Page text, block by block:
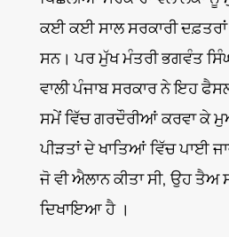
ਕਈ ਕਈ ਸਾਲ ਸਰਕਾਰੀ
ਸਨ। ਪਰ ਮੁੱਖ ਮੰਤਰੀ ਭਗਵੰਤ
ਵਾਲੀ ਪੰਜਾਬ ਸਰਕਾਰ ਨੇ ਇਹ
ਸਮੇਂ ਵਿੱਚ ਗਰਦੌਰੀਆਂ ਕਰਵਾ ਕੇ
ਪੀੜਤਾਂ ਦੇ ਖਾਤਿਆਂ ਵਿੱਚ ਪਾਈ
ਜੋ ਵੀ ਐਲਾਨ ਕੀਤਾ ਸੀ, ਉਹ ਤੈਅ
ਦਿਖਾਇਆ ਹੈ ।